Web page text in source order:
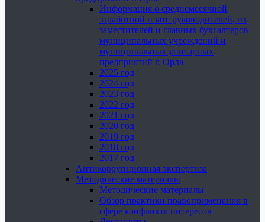
Информация о среднемесячной
заработной плате руководителей, их
заместителей и главных бухгалтеров
муниципальных учреждений и
муниципальных унитарных
предприятий г. Орла
2025 год
2024 год
2023 год
2022 год
2021 год
2020 год
2019 год
2018 год
2017 год
Антикоррупционная экспертиза
Методические материалы
Методические материалы
Обзор практики правоприменения в
сфере конфликта интересов